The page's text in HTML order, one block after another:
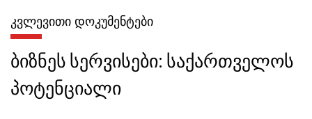
ᲙᲕᲚᲔᲕᲘᲗᲘ ᲓᲝᲙᲣᲛᲔᲜᲢᲔᲑᲘ
ბიზნეს სერვისები: საქართველოს
პოტენციალი